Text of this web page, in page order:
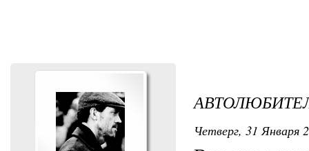
Четверг, 31 Января